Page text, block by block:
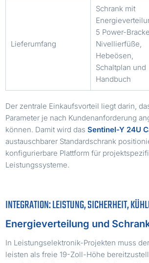
Lieferumfang
Schrank mit
5 Power-
Nivellierfüße,
Hebeösen,
Schaltplan und
Handbuch
Der zentrale Einkaufsvorteil liegt darin,
Parameter je nach Kundenanforderung
können. Damit wird dasSentinel-Y 24U
austauschbarer Standardschrank
konfigurierbare Plattform für
Leistungssysteme.
INTEGRATION: LEISTUNG, SICHERHEIT,
Energieverteilung und
In Leistungselektronik-Projekten muss
leisten als freie 19-Zoll-Höhe